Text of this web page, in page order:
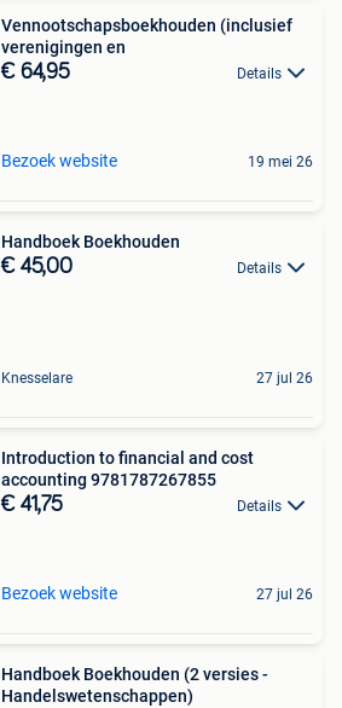
Vennootschapsboekhouden (inclusief
verenigingen en
€ 64,95 Details
Bezoek website 19 mei 26
Handboek Boekhouden
€ 45,00 Details
Knesselare 27 jul 26
Introduction to financial and cost
accounting 9781787267855
€ 41,75 Details
Bezoek website 27 jul 26
Handboek Boekhouden (2 versies -
Handelswetenschappen)